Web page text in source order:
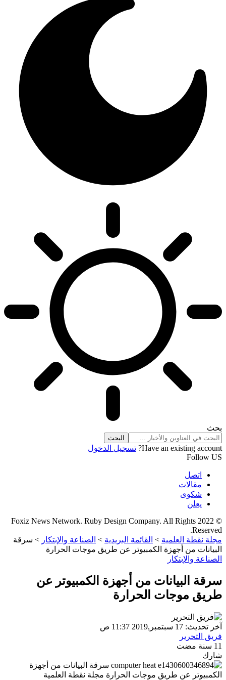
بحث
Have an existing account?
تسجيل الدخول
Follow US
اتصل
مقالات
شكوى
يعلن
© 2022 Foxiz News Network. Ruby Design Company. All Rights
Reserved.
مجلة نقطة العلمية > القائمة البريدية > الصناعة والإبتكار > سرقة
البيانات من أجهزة الكمبيوتر عن طريق موجات الحرارة
الصناعة والإبتكار
سرقة البيانات من أجهزة الكمبيوتر عن
طريق موجات الحرارة
آخر تحديث: 17 سبتمبر,2019 11:37 ص
فريق التحرير
11 سنة مضت
شارك